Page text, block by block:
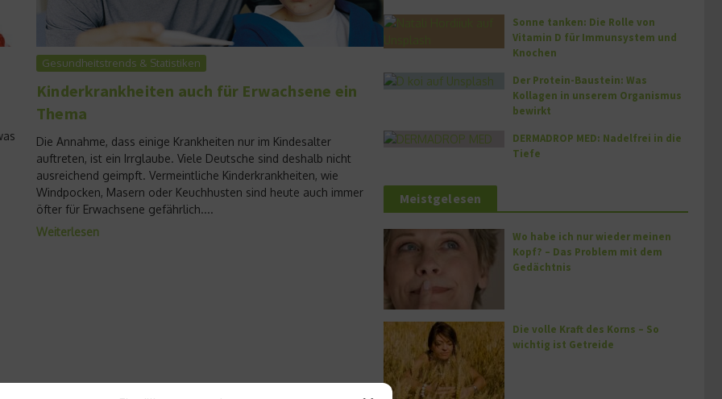
Gesundheitstrends & Statistiken
Kinderkrankheiten auch für Erwachsene ein
Thema
Die Annahme, dass einige Krankheiten nur im Kindesalter
auftreten, ist ein Irrglaube. Viele Deutsche sind deshalb nicht
ausreichend geimpft. Vermeintliche Kinderkrankheiten, wie
Windpocken, Masern oder Keuchhusten sind heute auch immer
öfter für Erwachsene gefährlich....
Weiterlesen
Sonne tanken: Die Rolle von
Vitamin D für Immunsystem und
Knochen
Der Protein-Baustein: Was
Kollagen in unserem Organismus
bewirkt
DERMADROP MED: Nadelfrei in die
Tiefe
Meistgelesen
Wo habe ich nur wieder meinen
Kopf? – Das Problem mit dem
Gedächtnis
Die volle Kraft des Korns – So
wichtig ist Getreide